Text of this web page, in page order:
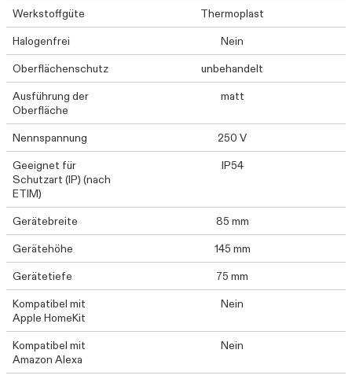
Werkstoffgüte
Thermoplast
Halogenfrei
Nein
Oberflächenschutz
unbehandelt
Ausführung der
Oberfläche
matt
Nennspannung
250 V
Geeignet für
Schutzart (IP) (nach
ETIM)
IP54
Gerätebreite
85 mm
Gerätehöhe
145 mm
Gerätetiefe
75 mm
Kompatibel mit
Apple HomeKit
Nein
Kompatibel mit
Amazon Alexa
Nein